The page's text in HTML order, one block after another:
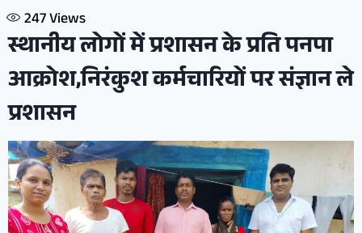
247Views
स्थानीय लोगों में प्रशासन के प्रति पनपा
आक्रोश,निरंकुश कर्मचारियों पर संज्ञान ले
प्रशासन